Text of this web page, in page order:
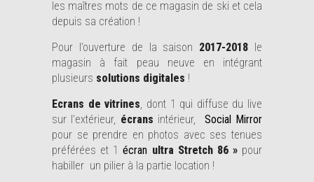
les maîtres mots de ce magasin de ski et cela
depuis sa création !
Pour l’ouverture de la saison 2017-2018 le
magasin à fait peau neuve en intégrant
plusieurs solutions digitales !
Ecrans de vitrines , dont 1 qui diffuse du live
sur l’extérieur, écrans intérieur, Social Mirror
pour se prendre en photos avec ses tenues
préférées et 1écran ultra Stretch 86 »pour
habiller un pilier à la partie location !